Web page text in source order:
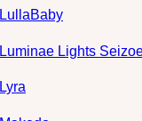
LullaBaby
Luminae Lights
Lyra